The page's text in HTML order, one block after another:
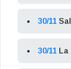
30/11
30/11 La